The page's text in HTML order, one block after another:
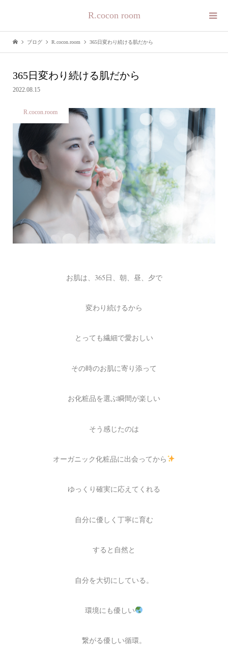
R.cocon room
ブログ R.cocon.room 365日変わり続ける肌だから
365日変わり続ける肌だから
2022.08.15
R.cocon.room
お肌は、365日、朝、昼、夕で
変わり続けるから
とっても繊細で愛おしい
その時のお肌に寄り添って
お化粧品を選ぶ瞬間が楽しい
そう感じたのは
オーガニック化粧品に出会ってから
ゆっくり確実に応えてくれる
自分に優しく丁寧に育む
すると 自然と
自分を大切にしている。
環境にも優しい
繋がる優しい循環。